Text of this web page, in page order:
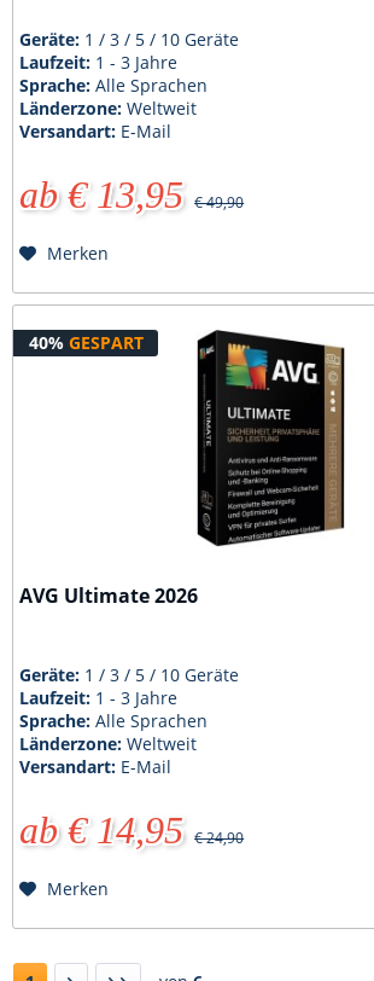
Geräte: 1 / 3 / 5 / 10 Geräte
Laufzeit: 1 - 3 Jahre
Sprache:Alle Sprachen
Länderzone:Weltweit
Versandart: E-Mail
ab € 13,95 € 49,90
Merken
40% GESPART
AVG Ultimate 2026
Geräte: 1 / 3 / 5 / 10 Geräte
Laufzeit: 1 - 3 Jahre
Sprache:Alle Sprachen
Länderzone:Weltweit
Versandart: E-Mail
ab € 14,95 € 24,90
Merken